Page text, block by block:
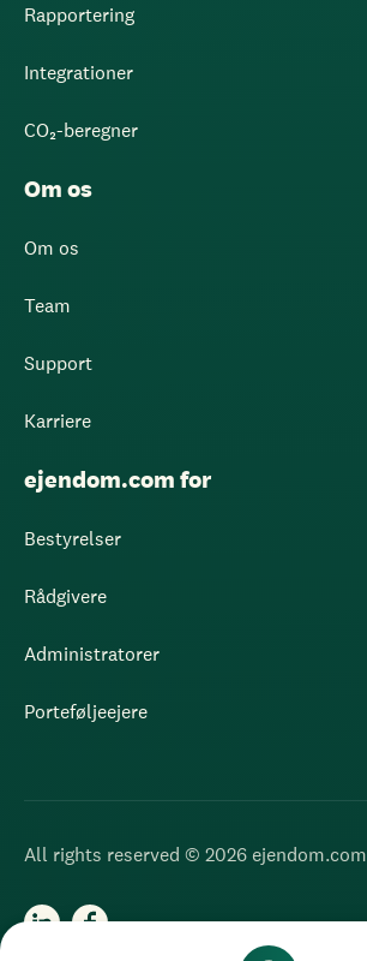
Rapportering
Integrationer
CO₂-beregner
Om os
Om os
Team
Support
Karriere
ejendom.com for
Bestyrelser
Rådgivere
Administratorer
Porteføljeejere
All rights reserved © 2026 ejendom.com